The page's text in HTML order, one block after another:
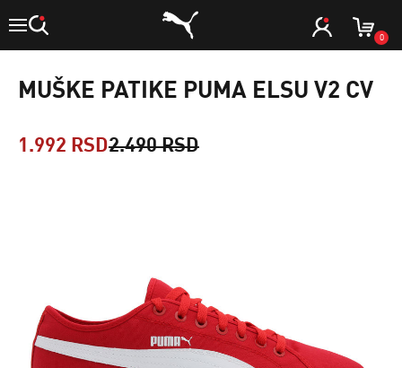
0
MUŠKE PATIKE PUMA ELSU V2 CV
1.992 RSD2.490 RSD